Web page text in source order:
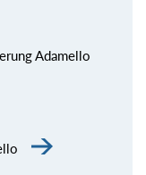
Adamello